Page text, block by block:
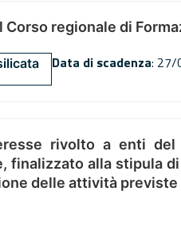
Corso regionale di
Data di scadenza: 27/
rivolto a enti
alla stipula
delle attività previste